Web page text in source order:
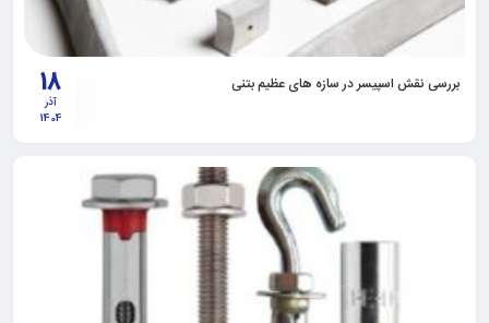
18
آذر
1404
بررسی نقش اسپیسر در سازه های عظیم بتنی